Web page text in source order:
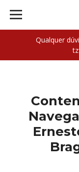
Qualquer